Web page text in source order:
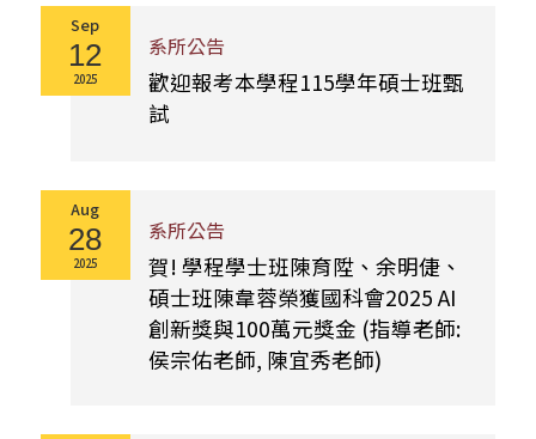
Sep
12
2025
系所公告
歡迎報考本學程115學年碩士班甄
試
Aug
28
2025
系所公告
賀! 學程學士班陳育陞、余明倢、
碩士班陳韋蓉榮獲國科會2025 AI
創新獎與100萬元獎金 (指導老師:
侯宗佑老師, 陳宜秀老師)